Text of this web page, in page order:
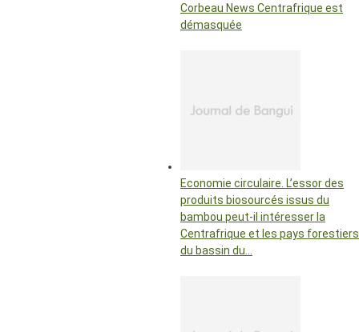
Corbeau News Centrafrique est
démasquée
Economie circulaire. L’essor des
produits biosourcés issus du
bambou peut-il intéresser la
Centrafrique et les pays forestiers
du bassin du…